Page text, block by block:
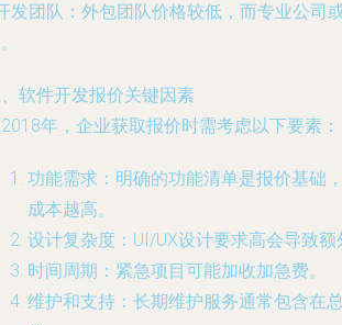
发团队：外包团队价格较低，而专业公司
软件开发报价关键因素
年，企业获取报价时需考虑以下要素：
功能需求：明确的功能清单是报价基础
成本越高。
设计复杂度：UI/UX设计要求高会导致额
时间周期：紧急项目可能加收加急费。
维护和支持：长期维护服务通常包含在